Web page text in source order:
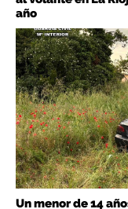
año
Un menor de 14